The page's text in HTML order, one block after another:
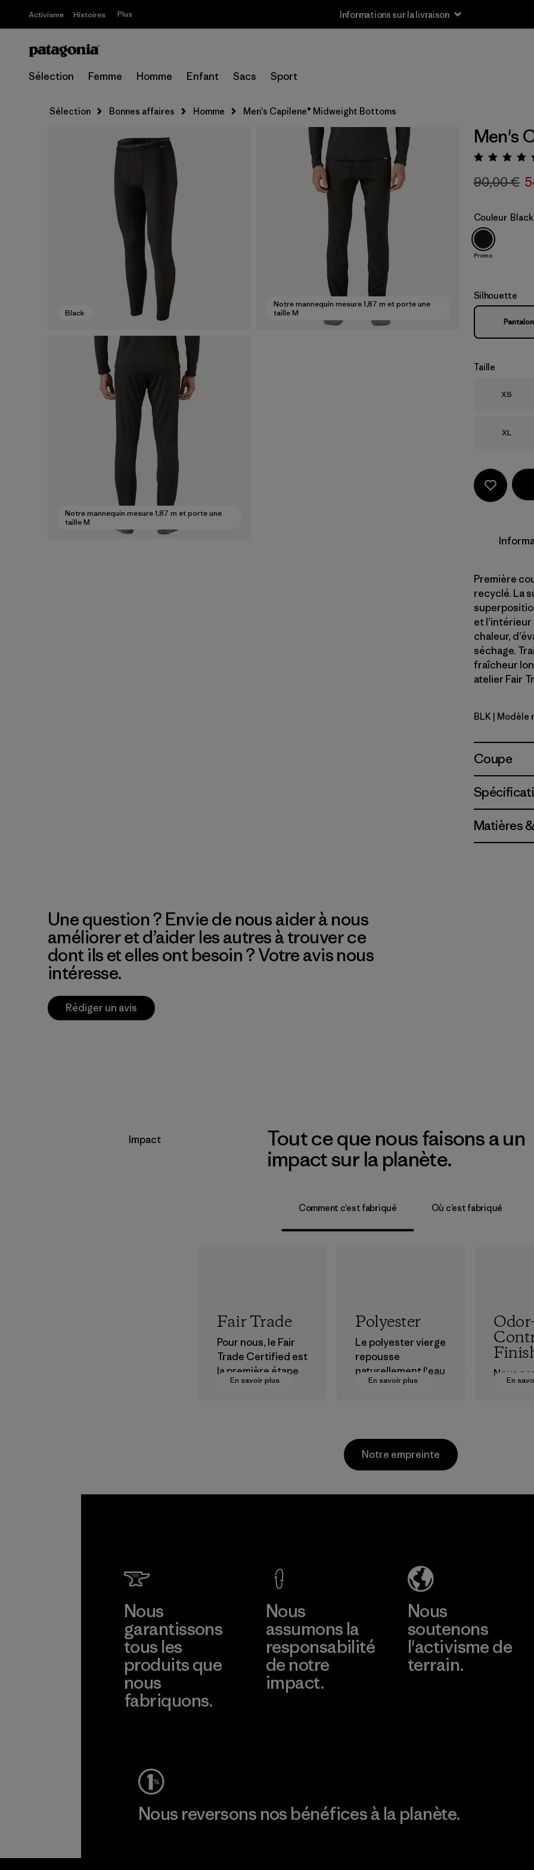
Activisme Histoires Plus Informations sur la livraison
Sélection Femme Homme Enfant Sacs Sport
Sélection Bonnes affaires Homme Men's Capilene® Midweight Bottoms
Black
Notre mannequin mesure 1,87 m et porte une
taille M
Notre mannequin mesure 1,87 m et porte une
taille M
Men's
90,00 €
Couleur Black
Promo
Silhouette
Pantalon
Taille
Taille
XS
Taille
XL
Première
recyclé. La
et
chaleur,
séchage.
fraîcheur
atelier Fair
Black
BLK | Modèle
Coupe
Matières
Une question ? Envie de nous aider à nous
améliorer et d’aider les autres à trouver ce
dont ils et elles ont besoin ? Votre avis nous
intéresse.
Rédiger un avis
Impact
Tout ce que nous faisons a un
impact sur la planète.
Comment c’est fabriqué Où c’est fabriqué
En savoir plus
Fair Trade
Pour nous, le Fair
Trade Certified est
la première étape
vers des
En savoir plus
Polyester
Le polyester vierge
repousse
naturellement l'eau
et est très
En
Nous
Factory
Notre empreinte
Nous
garantissons
tous les
produits que
nous
fabriquons.
Nous
assumons la
responsabilité
de notre
impact.
Nous
soutenons
l'activisme de
terrain.
Nous reversons nos bénéfices à la planète.